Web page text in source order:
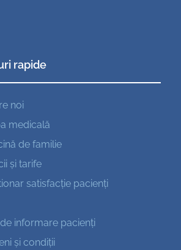
rapide
noi
medicală
de familie
și tarife
satisfacție pacienți
informare pacienți
și condiții